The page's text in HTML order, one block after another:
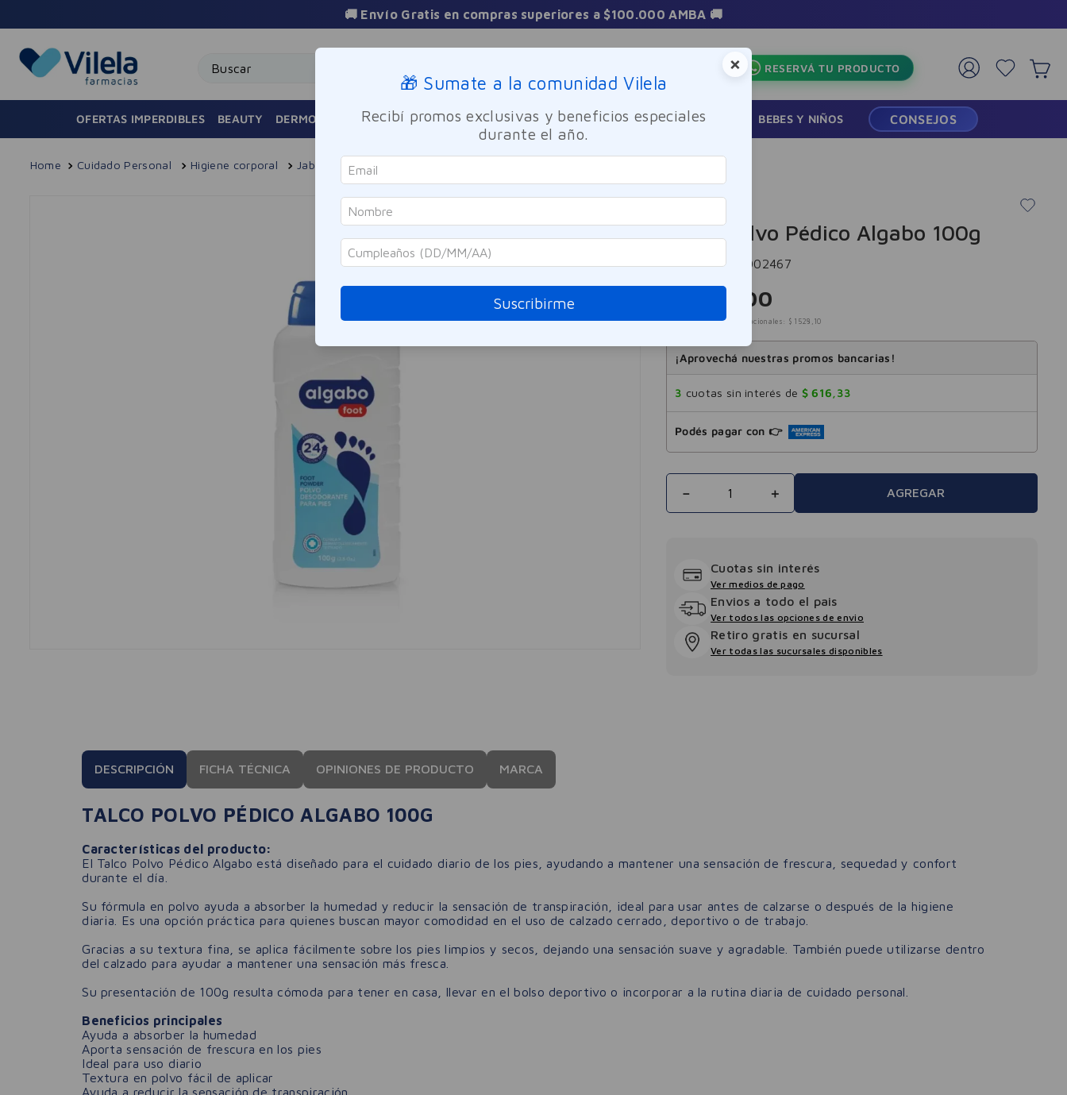
RESERVÁ TU PRODUCTO
OFERTAS IMPERDIBLES BEAUTY DERMOCOSMÉTICA FRAGANCIAS CUIDADO PERSONAL BIENESTAR Y FARMACIA BEBES Y NIÑOS CONSEJOS
Cuidado Personal Higiene corporal Jabones y Talcos
Algabo
Talco Polvo Pédico Algabo 100g
Referencia 7002467
00
Precio sin impuestos nacionales: $ 1528 , 10
¡Aprovechá nuestras promos bancarias!
3 cuotas sin interés de $ 616, 33
Podés pagar con 👉
＋
－ AGREGAR
Cuotas sin interés
Ver medios de pago
Envios a todo el pais
Ver todos las opciones de envio
Retiro gratis en sucursal
Ver todas las sucursales disponibles
DESCRIPCIÓN FICHA TÉCNICA OPINIONES DE PRODUCTO MARCA
TALCO POLVO PÉDICO ALGABO 100G
Características del producto:
El Talco Polvo Pédico Algabo está diseñado para el cuidado diario de los pies, ayudando a mantener una sensación de frescura, sequedad y confort
durante el día.
Su fórmula en polvo ayuda a absorber la humedad y reducir la sensación de transpiración, ideal para usar antes de calzarse o después de la higiene
diaria. Es una opción práctica para quienes buscan mayor comodidad en el uso de calzado cerrado, deportivo o de trabajo.
Gracias a su textura fina, se aplica fácilmente sobre los pies limpios y secos, dejando una sensación suave y agradable. También puede utilizarse dentro
del calzado para ayudar a mantener una sensación más fresca.
Su presentación de 100g resulta cómoda para tener en casa, llevar en el bolso deportivo o incorporar a la rutina diaria de cuidado personal.
Beneficios principales
Ayuda a absorber la humedad
Aporta sensación de frescura en los pies
Ideal para uso diario
Textura en polvo fácil de aplicar
Ayuda a reducir la sensación de transpiración
×
🎁 Sumate a la comunidad Vilela
Recibí promos exclusivas y beneficios especiales
durante el año.
Suscribirme